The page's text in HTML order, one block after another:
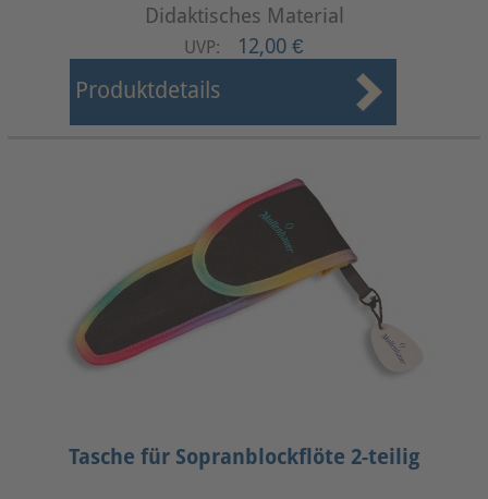
Didaktisches Material
UVP: 12,00 €
Produktdetails
Tasche für Sopranblockflöte 2-teilig